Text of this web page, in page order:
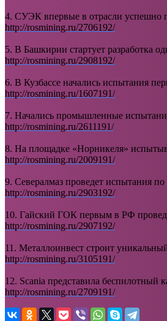
4. СУЭК впервые в отрасли успешно
http://rosmining.ru/2706192/
5. В Башкирии стартует разработка
http://rosmining.ru/2908192/
6. В Кузбассе начались испытания
http://rosmining.ru/1607191/
7. Начались промышленные
http://rosmining.ru/2611191/
8. На площадке «Норникеля»
http://rosmining.ru/2009191/
9. Севералмаз проведет испытания
http://rosmining.ru/2903192/
10. Гайский ГОК первым в РФ
http://rosmining.ru/2907192/
11. Металлоинвест строит
http://rosmining.ru/3105191/
12. Scania представила беспилотный
http://rosmining.ru/2709191/